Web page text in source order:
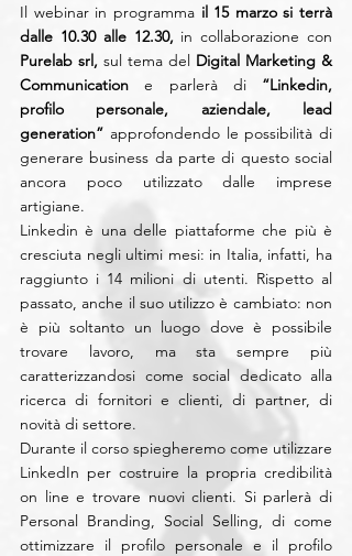
Il webinar in programma il 15 marzo si terrà
dalle 10.30 alle 12.30,
Purelab srl, sul tema del Digital Marketing &
Communication e parlerà di “Linkedin,
profilo personale, aziendale, lead
generation” approfondendo le possibilità di
generare business da parte di questo social
ancora poco utilizzato dalle imprese
artigiane.
Linkedin è una delle piattaforme che più è
cresciuta negli ultimi mesi: in Italia, infatti, ha
raggiunto i 14 milioni di utenti. Rispetto al
passato, anche il suo utilizzo è cambiato: non
è più soltanto un luogo dove è possibile
trovare lavoro, ma sta sempre più
caratterizzandosi come social dedicato alla
ricerca di fornitori e clienti, di partner, di
novità di settore.
Durante il corso spiegheremo come utilizzare
LinkedIn per costruire la propria credibilità
on line e trovare nuovi clienti. Si parlerà di
Personal Branding, Social Selling, di come
ottimizzare il profilo personale e il profilo